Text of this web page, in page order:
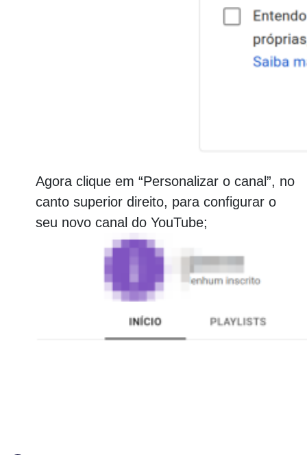
Agora clique em “Personalizar o canal”, no
canto superior direito, para configurar o
seu novo canal do YouTube;